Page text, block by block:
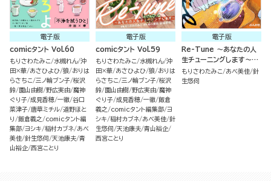
電子版
comicタント Vol.60
もりさわたみこ 水槻れん 沖
田×華 あさひよひ 狼 おりは
らさちこ 三ノ輪ブン子 桜沢
鈴 園山由樹 野広実由 魔神
ぐり子 成見香穂 一徹 谷口
菜津子 唐草ミチル 道野ほと
り
飯倉義之
comicタント編
集部 ヨシキ 稲村カブネ あべ
美佳 針生悠伺 天池康夫 青
山裕企 西宮ことり
電子版
comicタント Vol.59
もりさわたみこ 水槻れん 沖
田×華 あさひよひ 狼 おりは
らさちこ 三ノ輪ブン子 桜沢
鈴 園山由樹 野広実由 魔神
ぐり子 成見香穂 一徹 飯倉
義之
comicタント編集部 ヨ
シキ 稲村カブネ あべ美佳 針
生悠伺 天池康夫 青山裕企
西宮ことり
電子版
Re-Tune ～あなたの人
生チューニングします～
（1）
もりさわたみこ あべ美佳 針
生悠伺